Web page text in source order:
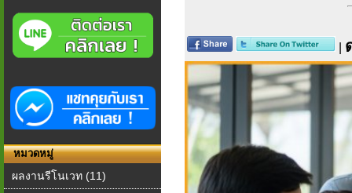
หมวดหมู่
ผลงานรีโนเวท (11)